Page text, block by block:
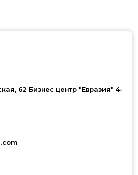
62 Бизнес центр "Евразия" 4-